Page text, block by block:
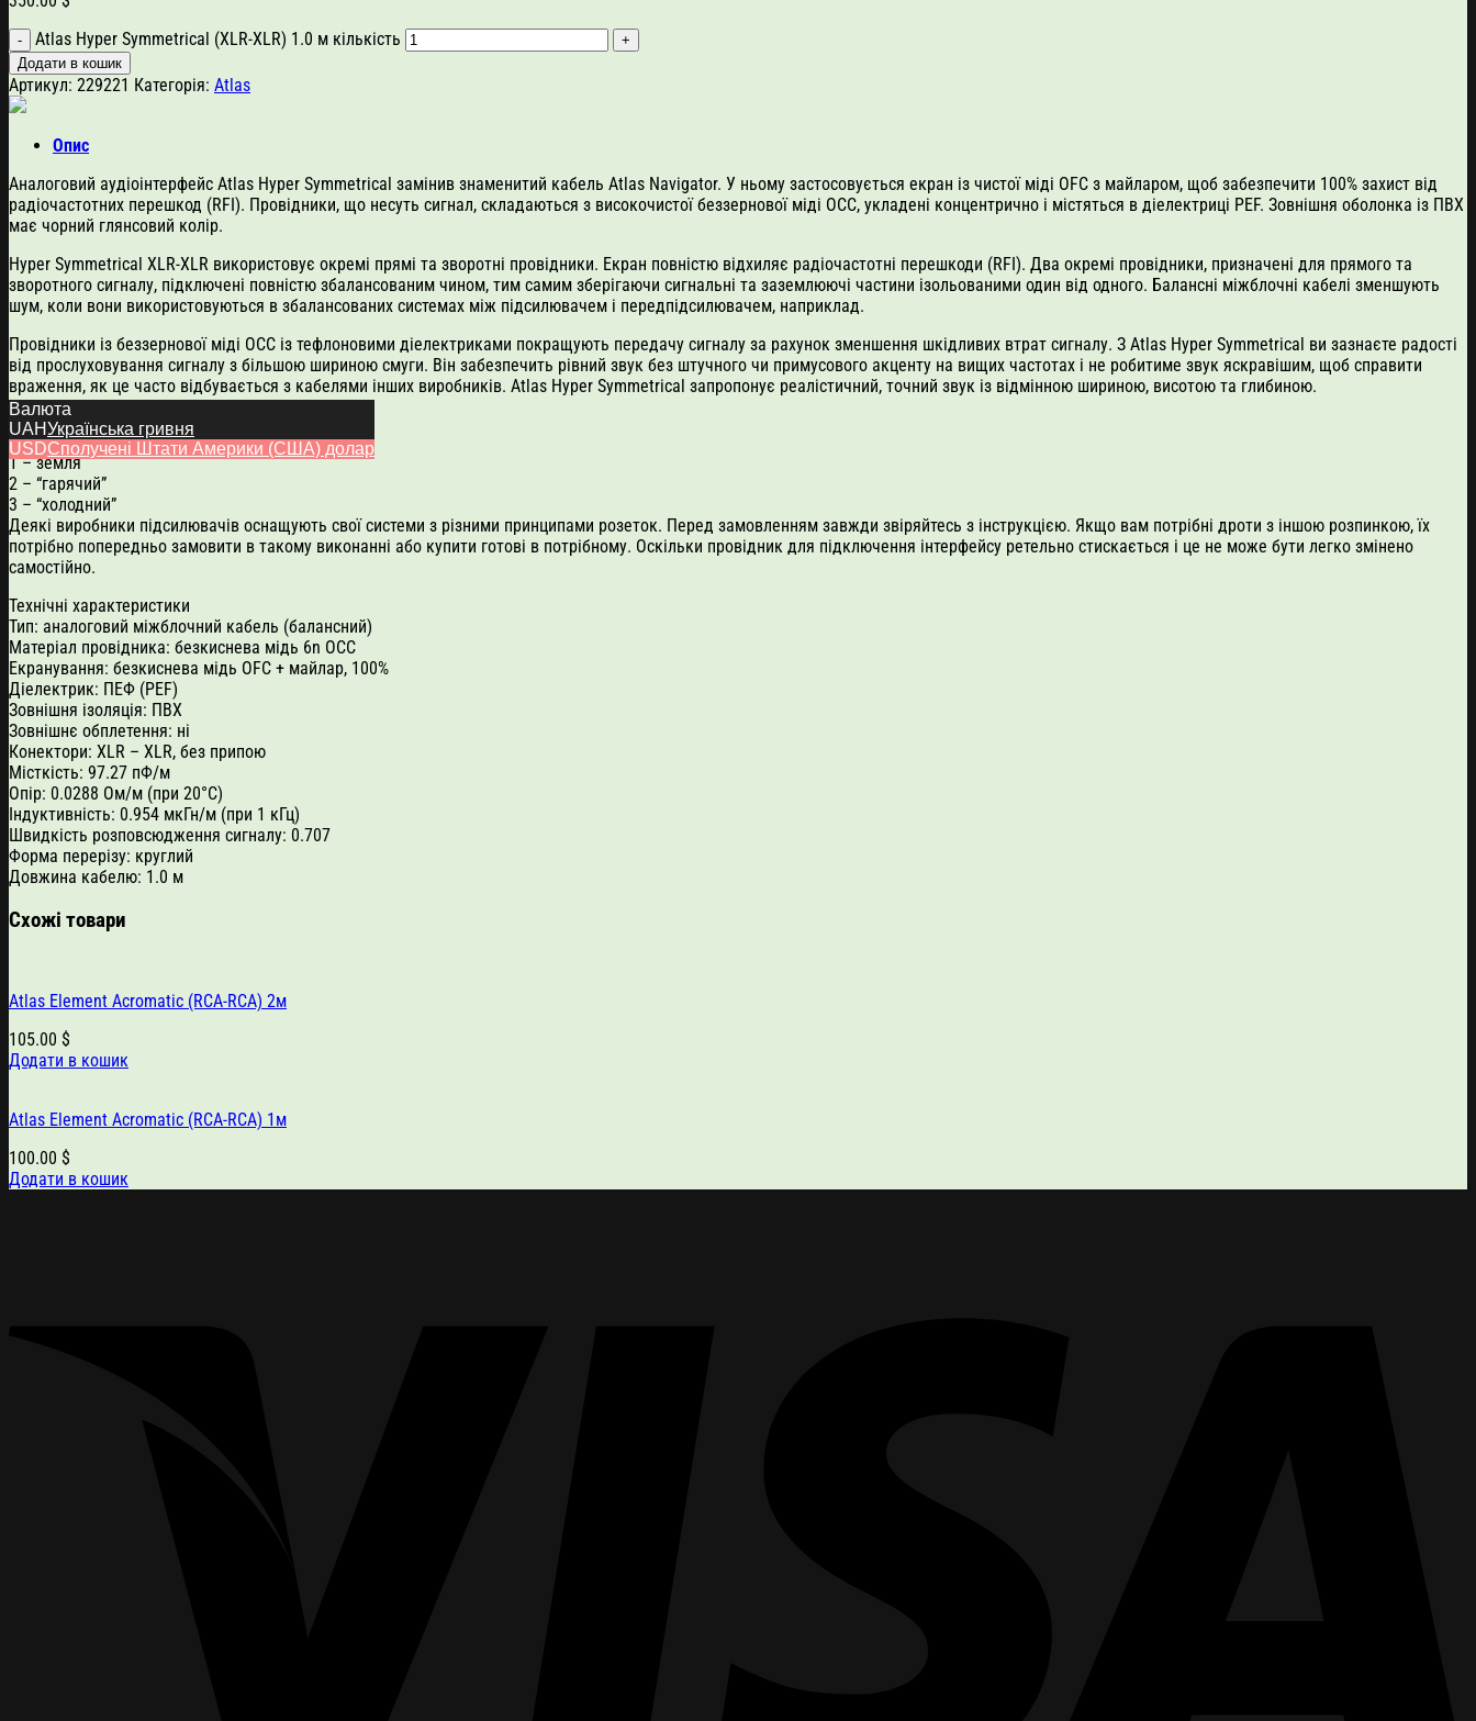
Atlas Hyper Symmetrical (XLR-XLR) 1.0 м кількість
Додати в кошик
Артикул: 229221 Категорія: Atlas
Опис
Аналоговий аудіоінтерфейс Atlas Hyper Symmetrical замінив знаменитий кабель Atlas Navigator. У ньому застосовується екран із чистої міді OFC з майларом, щоб забезпечити 100% захист від
радіочастотних перешкод (RFI). Провідники, що несуть сигнал, складаються з високочистої беззернової міді OCC, укладені концентрично і містяться в діелектриці PEF. Зовнішня оболонка із ПВХ
має чорний глянсовий колір.
Hyper Symmetrical XLR-XLR використовує окремі прямі та зворотні провідники. Екран повністю відхиляє радіочастотні перешкоди (RFI). Два окремі провідники, призначені для прямого та
зворотного сигналу, підключені повністю збалансованим чином, тим самим зберігаючи сигнальні та заземлюючі частини ізольованими один від одного. Балансні міжблочні кабелі зменшують
шум, коли вони використовуються в збалансованих системах між підсилювачем і передпідсилювачем, наприклад.
Провідники із беззернової міді OCC із тефлоновими діелектриками покращують передачу сигналу за рахунок зменшення шкідливих втрат сигналу. З Atlas Hyper Symmetrical ви зазнаєте радості
від прослуховування сигналу з більшою шириною смуги. Він забезпечить рівний звук без штучного чи примусового акценту на вищих частотах і не робитиме звук яскравішим, щоб справити
враження, як це часто відбувається з кабелями інших виробників. Atlas Hyper Symmetrical запропонує реалістичний, точний звук із відмінною шириною, висотою та глибиною.
Контакти конекторів з’єднані таким чином:
1 – земля
2 – “гарячий”
3 – “холодний”
Деякі виробники підсилювачів оснащують свої системи з різними принципами розеток. Перед замовленням завжди звіряйтесь з інструкцією. Якщо вам потрібні дроти з іншою розпинкою, їх
потрібно попередньо замовити в такому виконанні або купити готові в потрібному. Оскільки провідник для підключення інтерфейсу ретельно стискається і це не може бути легко змінено
самостійно.
Технічні характеристики
Тип: аналоговий міжблочний кабель (балансний)
Матеріал провідника: безкиснева мідь 6n ОCС
Екранування: безкиснева мідь ОFС + майлар, 100%
Діелектрик: ПЕФ (PEF)
Зовнішня ізоляція: ПВХ
Зовнішнє обплетення: ні
Конектори: XLR – XLR, без припою
Місткість: 97.27 пФ/м
Опір: 0.0288 Ом/м (при 20°C)
Індуктивність: 0.954 мкГн/м (при 1 кГц)
Швидкість розповсюдження сигналу: 0.707
Форма перерізу: круглий
Довжина кабелю: 1.0 м
Схожі товари
Atlas Element Acromatic (RCA-RCA) 2м
105.00 $
Додати в кошик
Atlas Element Acromatic (RCA-RCA) 1м
100.00 $
Додати в кошик
Валюта
UAHУкраїнська гривня
USDСполучені Штати Америки (США) долар